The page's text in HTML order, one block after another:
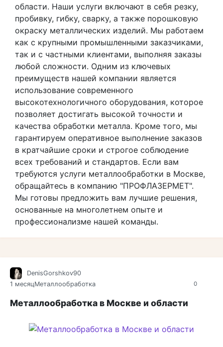
области. Наши услуги включают в себя резку,
пробивку, гибку, сварку, а также порошковую
окраску металлических изделий. Мы работаем
как с крупными промышленными заказчиками,
так и с частными клиентами, выполняя заказы
любой сложности. Одним из ключевых
преимуществ нашей компании является
использование современного
высокотехнологичного оборудования, которое
позволяет достигать высокой точности и
качества обработки металла. Кроме того, мы
гарантируем оперативное выполнение заказов
в кратчайшие сроки и строгое соблюдение
всех требований и стандартов. Если вам
требуются услуги металлообработки в Москве,
обращайтесь в компанию "ПРОФЛАЗЕРМЕТ".
Мы готовы предложить вам лучшие решения,
основанные на многолетнем опыте и
профессионализме нашей команды.
0
DenisGorshkov90
1 месяцМеталлообработка
Металлообработка в Москве и области